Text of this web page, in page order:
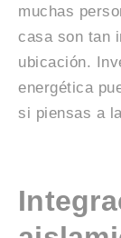
muchas
casa son tan
ubicación.
energética
si piensas a